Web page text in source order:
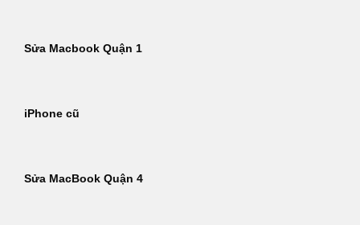
Sửa Macbook Quận 1
iPhone cũ
Sửa MacBook Quận 4